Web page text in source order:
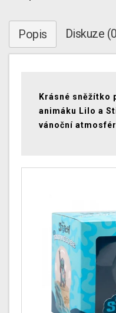
Popis Diskuze
Krásné sněžítko
animáku Lilo a
vánoční